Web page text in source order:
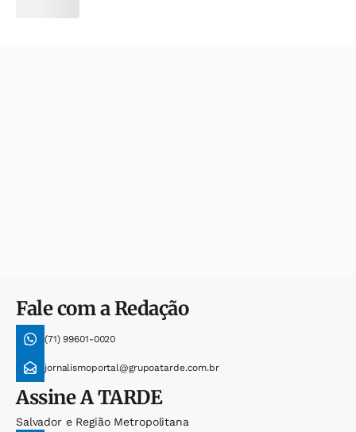
Fale com a Redação
(71) 99601-0020
jornalismoportal@grupoatarde.com.br
AssineA TARDE
Salvador e Região Metropolitana